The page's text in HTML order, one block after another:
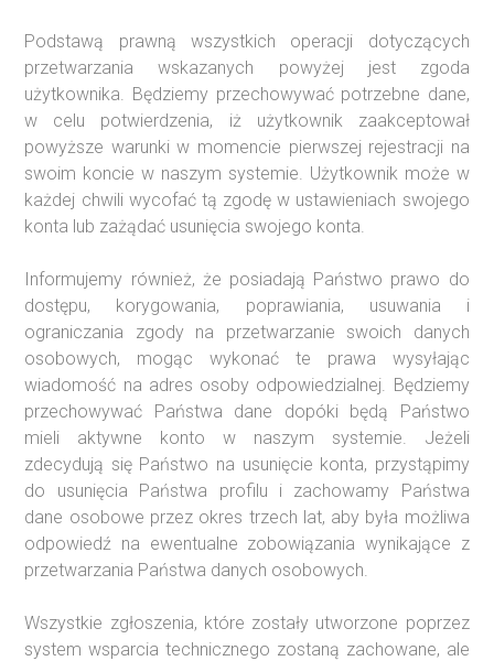
Podstawą prawną wszystkich operacji dotyczących
przetwarzania wskazanych powyżej jest zgoda
użytkownika. Będziemy przechowywać potrzebne dane,
w celu potwierdzenia, iż użytkownik zaakceptował
powyższe warunki w momencie pierwszej rejestracji na
swoim koncie w naszym systemie. Użytkownik może w
każdej chwili wycofać tą zgodę w ustawieniach swojego
konta lub zażądać usunięcia swojego konta.
Informujemy również, że posiadają Państwo prawo do
dostępu, korygowania, poprawiania, usuwania i
ograniczania zgody na przetwarzanie swoich danych
osobowych, mogąc wykonać te prawa wysyłając
wiadomość na adres osoby odpowiedzialnej. Będziemy
przechowywać Państwa dane dopóki będą Państwo
mieli aktywne konto w naszym systemie. Jeżeli
zdecydują się Państwo na usunięcie konta, przystąpimy
do usunięcia Państwa profilu i zachowamy Państwa
dane osobowe przez okres trzech lat, aby była możliwa
odpowiedź na ewentualne zobowiązania wynikające z
przetwarzania Państwa danych osobowych.
Wszystkie zgłoszenia, które zostały utworzone poprzez
system wsparcia technicznego zostaną zachowane, ale